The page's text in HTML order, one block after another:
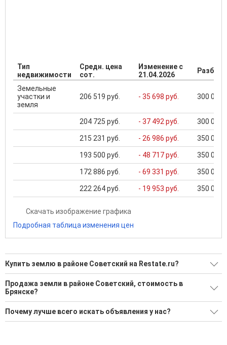
Тип
недвижимости
Средн. цена
сот.
Изменение с
21.04.2026
Земельные
участки и
земля
206 519 руб. - 35 698 руб. 300 000
204 725 руб. - 37 492 руб. 300 000
215 231 руб. - 26 986 руб. 350 000
193 500 руб. - 48 717 руб. 350 000
172 886 руб. - 69 331 руб. 350 000
222 264 руб. - 19 953 руб. 350 000
Скачать изображение графика
Подробная таблица изменения цен
Купить землю в районе Советский на Restate.ru?
Поможем Купить землю в районе Советский?
4 актуальных и проверенных объявления
Воспользуйтесь нашим поиском по новостройкам, для
Продажа земли в районе Советский, стоимость в
Брянске?
Минимальная цена: 1 050 000 Р. Максимальная цена: 2 800
000 Р; Средняя: 1 587 500 Р
Почему лучше всего искать объявления у нас?